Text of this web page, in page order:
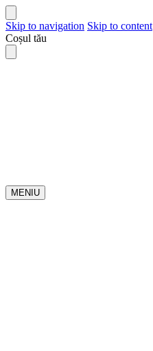
Skip to navigation Skip to content
Coșul tău
MENIU